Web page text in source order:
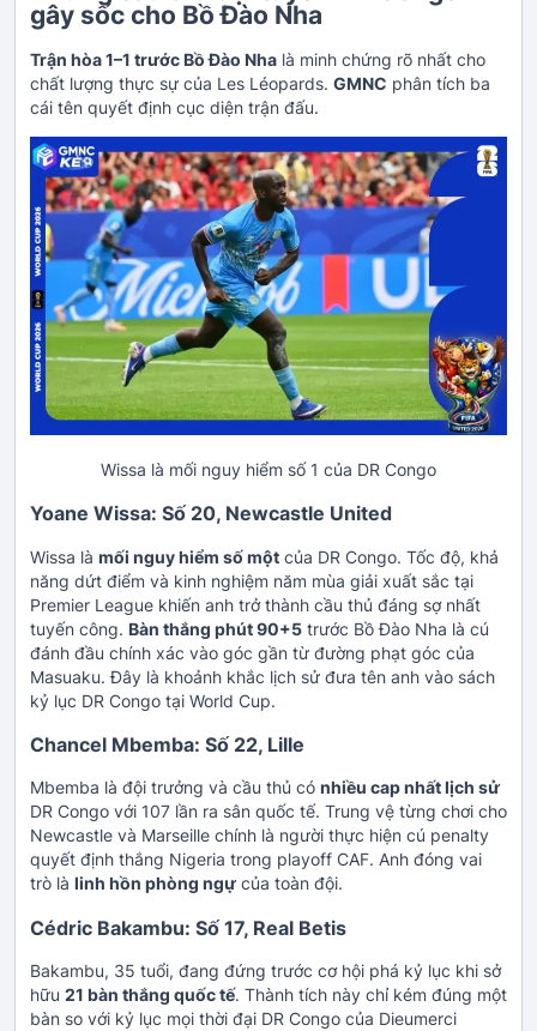
gây sốc cho Bồ Đào Nha
Trận hòa 1–1 trước Bồ Đào Nha là minh chứng rõ nhất cho
chất lượng thực sự của Les Léopards. GMNC phân tích ba
cái tên quyết định cục diện trận đấu.
Wissa là mối nguy hiểm số 1 của DR Congo
Yoane Wissa: Số 20, Newcastle United
Wissa là mối nguy hiểm số một của DR Congo. Tốc độ, khả
năng dứt điểm và kinh nghiệm năm mùa giải xuất sắc tại
Premier League khiến anh trở thành cầu thủ đáng sợ nhất
tuyến công. Bàn thắng phút 90+5 trước Bồ Đào Nha là cú
đánh đầu chính xác vào góc gần từ đường phạt góc của
Masuaku. Đây là khoảnh khắc lịch sử đưa tên anh vào sách
kỷ lục DR Congo tại World Cup.
Chancel Mbemba: Số 22, Lille
Mbemba là đội trưởng và cầu thủ có nhiều cap nhất lịch sử
DR Congo với 107 lần ra sân quốc tế. Trung vệ từng chơi cho
Newcastle và Marseille chính là người thực hiện cú penalty
quyết định thắng Nigeria trong playoff CAF. Anh đóng vai
trò là linh hồn phòng ngự của toàn đội.
Cédric Bakambu: Số 17, Real Betis
Bakambu, 35 tuổi, đang đứng trước cơ hội phá kỷ lục khi sở
hữu 21 bàn thắng quốc tế. Thành tích này chỉ kém đúng một
bàn so với kỷ lục mọi thời đại DR Congo của Dieumerci